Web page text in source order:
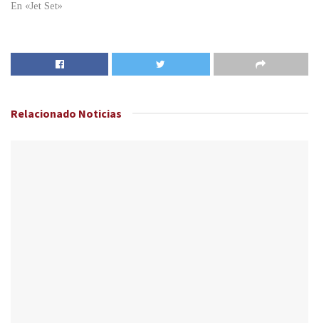
En «Jet Set»
Relacionado Noticias